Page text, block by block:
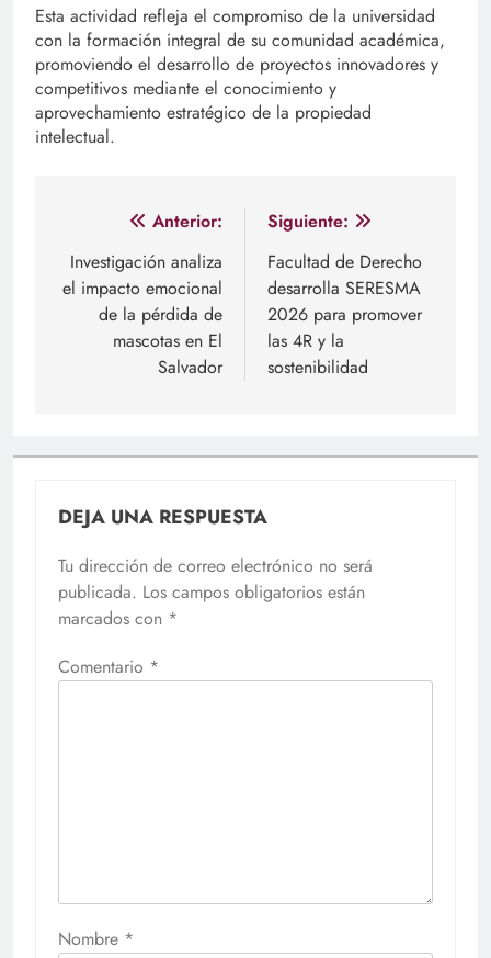
Esta actividad refleja el compromiso de la universidad
con la formación integral de su comunidad académica,
promoviendo el desarrollo de proyectos innovadores y
competitivos mediante el conocimiento y
aprovechamiento estratégico de la propiedad
intelectual.
Navegación
de
entradas
Anterior:
Investigación analiza
el impacto emocional
de la pérdida de
mascotas en El
Salvador
Siguiente:
Facultad de Derecho
desarrolla SERESMA
2026 para promover
las 4R y la
sostenibilidad
DEJA UNA RESPUESTA
Tu dirección de correo electrónico no será
publicada. Los campos obligatorios están
marcados con *
Comentario *
Nombre *